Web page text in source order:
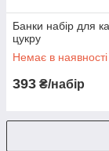
Банки набір для
цукру
Немає в наявності
393 ₴/набір